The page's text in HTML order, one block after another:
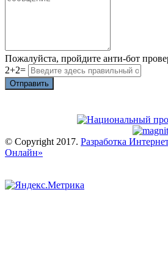
Пожалуйста, пройдите анти-бот
2+2=
Отправить
© Copyright 2017. Разработка
Онлайн»